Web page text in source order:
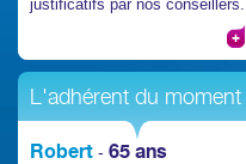
justificatifs par nos conseillers.
L'adhérent du moment
Robert - 65 ans